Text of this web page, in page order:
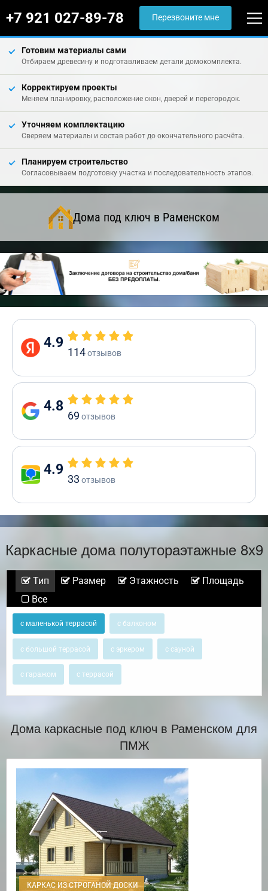
+7 921 027-89-78 Перезвоните мне
Готовим материалы сами
Отбираем древесину и подготавливаем детали домокомплекта.
Корректируем проекты
Меняем планировку, расположение окон, дверей и перегородок.
Уточняем комплектацию
Сверяем материалы и состав работ до окончательного расчёта.
Планируем строительство
Согласовываем подготовку участка и последовательность этапов.
Дома под ключ в Раменском
4.9
114отзывов
4.8
69 отзывов
4.9
33 отзывов
Каркасные дома полутораэтажные 8х9
Тип Размер Этажность
Площадь
Все
с маленькой террасой с балконом
с большой террасой с эркером с сауной
с гаражом с террасой
Дома каркасные под ключ в Раменском для
ПМЖ
КАРКАС ИЗ СТРОГАНОЙ ДОСКИ